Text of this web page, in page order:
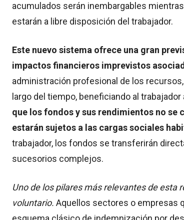
acumulados serán inembargables
estarán a libre disposición del trabajador.
Este nuevo sistema ofrece una gran
impactos financieros imprevistos
administración profesional de los
largo del tiempo, beneficiando al
que los fondos y sus rendimientos no se
estarán sujetos a las cargas sociales
trabajador, los fondos se transferirán
sucesorios complejos.
Uno de los pilares más relevantes de
voluntario. Aquellos sectores o empresas